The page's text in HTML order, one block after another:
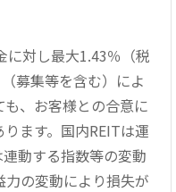
に対し最大1.43％（税
募集等を含む）によ
、お客様との合意に
ます。国内REITは運
動する指数等の変動
の変動により損失が